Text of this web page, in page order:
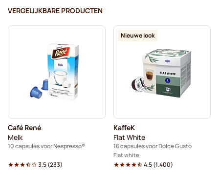
Ontkalken en onderhoud voor Dolce Gusto
Segafredo - Koffiecapsules voor Dolce Gusto
Café René - Koffiecapsules voor Dolce Gusto
Caffè Borbone voor Dolce Gusto
Capsules voor Dolce Gusto®
Gimoka - Capsules voor Dolce Gusto
VERGELIJKBARE PRODUCTEN
Café René
Melk
10 capsules voor Nespresso®
3.5(233)
Nieuwe look
KaffeK
Flat White
16 capsules voor Dolce Gusto
Flat white
4.5(1.400)